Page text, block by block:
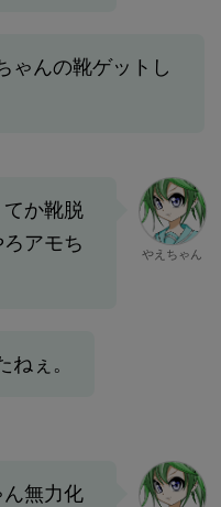
ゃんの靴ゲットし
か靴脱
アモち
やえちゃん
ぇ。
無力化